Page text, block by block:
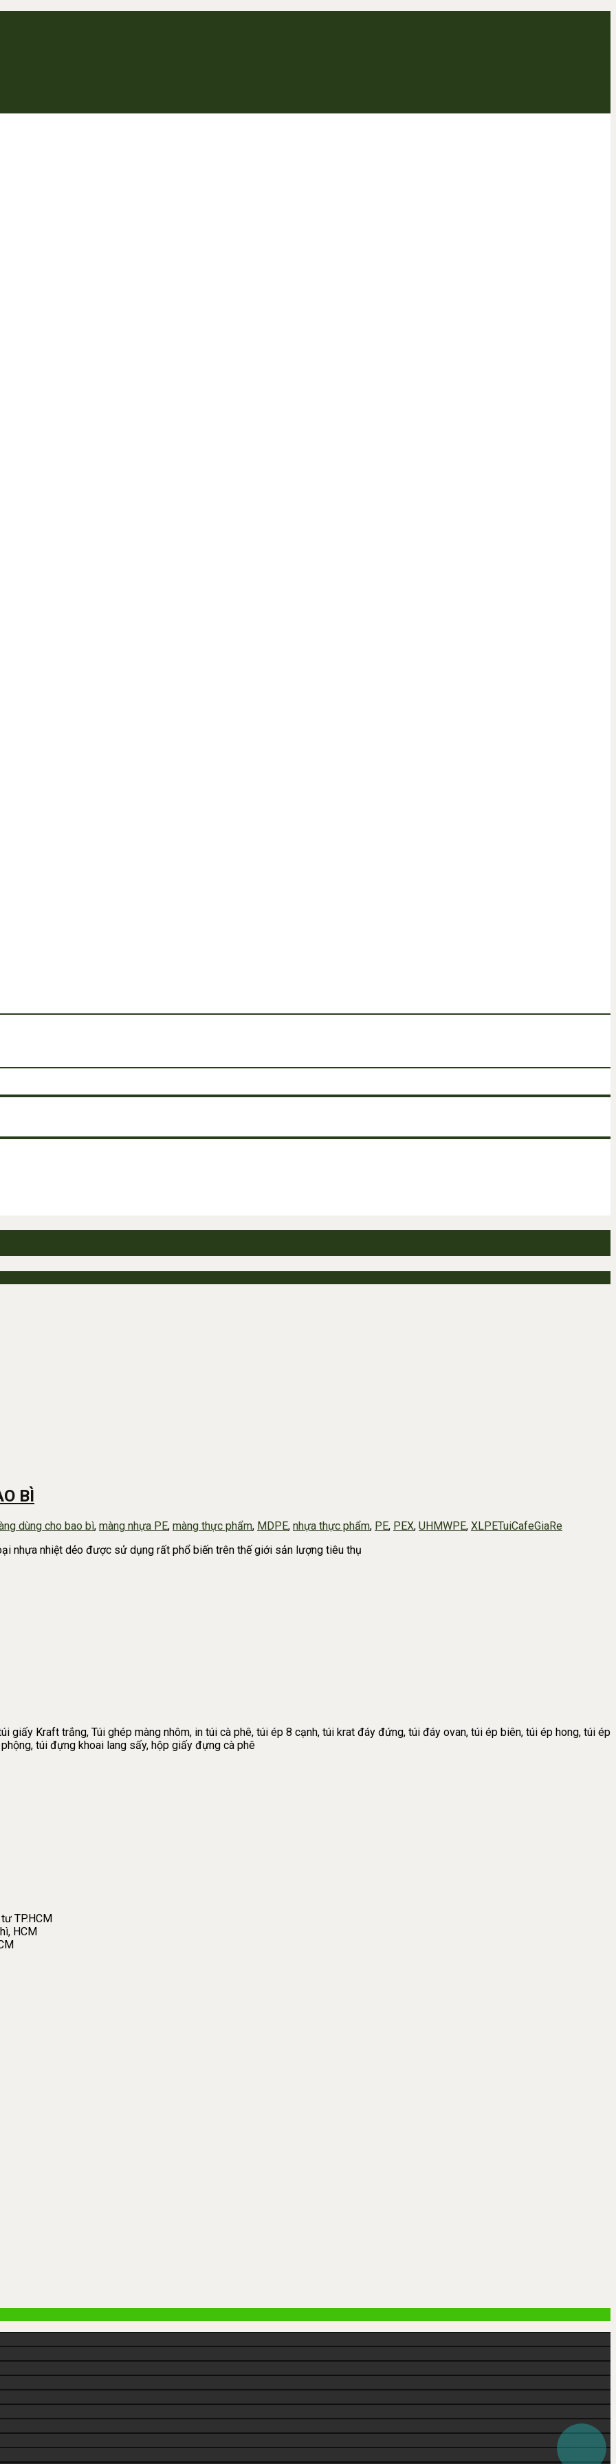
BÌ
dùng cho bao bì, màng nhựa PE, màng thực phẩm, MDPE, nhựa thực phẩm, PE, PEX, UHMWPE, XLPETuiCafeGiaRe
nhựa nhiệt dẻo được sử dụng rất phổ biến trên thế giới sản lượng tiêu thụ
giấy Kraft trắng, Túi ghép màng nhôm, in túi cà phê, túi ép 8 cạnh, túi krat đáy đứng, túi đáy ovan, túi ép biên, túi ép hong, túi ép
túi đựng khoai lang sấy, hộp giấy đựng cà phê
TP.HCM
HCM